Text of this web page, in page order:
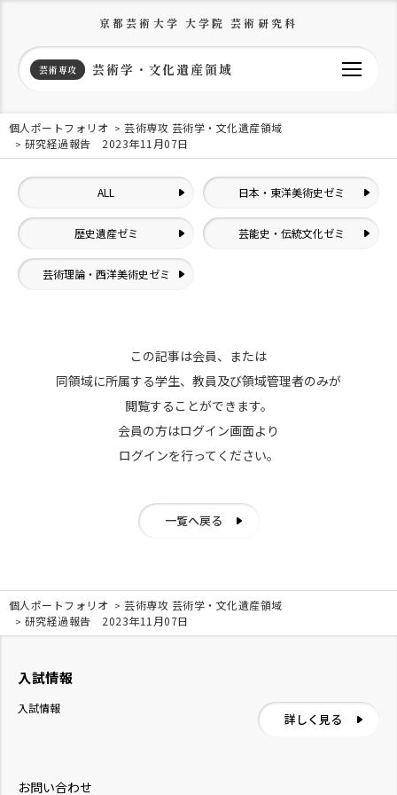
京都芸術大学 大学院 芸術研究科
芸術専攻 芸術学・文化遺産領域
個人ポートフォリオ
芸術専攻 芸術学・文化遺産領域
研究経過報告 2023年11月07日
ALL 日本・東洋美術史ゼミ
歴史遺産ゼミ 芸能史・伝統文化ゼミ
芸術理論・西洋美術史ゼミ
この記事は会員、または
同領域に所属する学生、教員及び領域管理者のみが
閲覧することができます。
会員の方はログイン画面より
ログインを行ってください。
一覧へ戻る
個人ポートフォリオ
芸術専攻 芸術学・文化遺産領域
研究経過報告 2023年11月07日
お問い合わせ
入試情報
入試情報
詳しく見る